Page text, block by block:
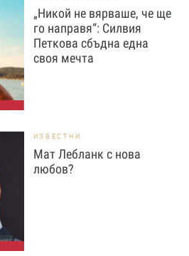
„Никой не вярваше, че ще
го направя“: Силвия
Петкова сбъдна една
своя мечта
ИЗВЕСТНИ
Мат Лебланк с нова
любов?